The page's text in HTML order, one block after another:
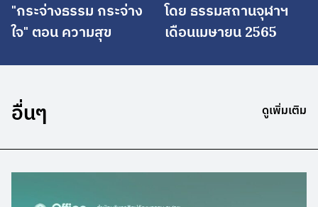
"กระจ่างธรรม กระจ่าง
ใจ" ตอน ความสุข
โดย ธรรมสถานจุฬาฯ
เดือนเมษายน 2565
อื่นๆ ดูเพิ่มเติม